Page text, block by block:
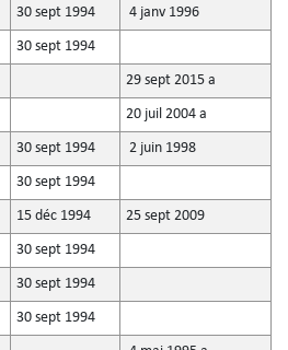
30 sept 1994 4 janv 1996
30 sept 1994
29 sept 2015 a
20 juil 2004 a
30 sept 1994 2 juin 1998
30 sept 1994
15 déc 1994 25 sept 2009
30 sept 1994
30 sept 1994
30 sept 1994